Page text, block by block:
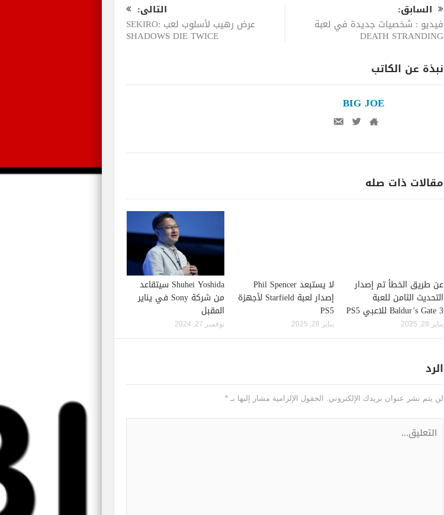
السابق:
فيديو : شخصيات جديدة في لعبة
DEATH STRANDING
التالى:
عرض رهيب لأسلوب لعب SEKIRO:
SHADOWS DIE TWICE
نبذة عن الكاتب
BIG JOE
مقالات ذات صله
عن طريق الخطأ تم إصدار
التحديث الثامن للعبة
Baldur’s Gate 3 للاعبي PS5
يناير 28, 2025
لا يستبعد Phil Spencer
إصدار لعبة Starfield لأجهزة
PS5
يناير 28, 2025
Shuhei Yoshida سيتقاعد
من شركة Sony في يناير
المقبل
نوفمبر 27, 2024
الرد
لن يتم نشر عنوان بريدك الإلكتروني. الحقول الإلزامية مشار إليها بـ *